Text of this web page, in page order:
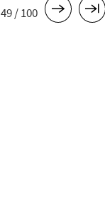
49 / 100